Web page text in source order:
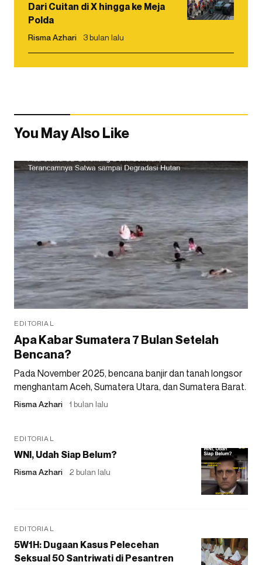
Dari Cuitan di X hingga ke Meja
Polda
Risma Azhari 3 bulan lalu
You May Also Like
EDITORIAL
Apa Kabar Sumatera 7 Bulan Setelah
Bencana?
Pada November 2025, bencana banjir dan tanah longsor
menghantam Aceh, Sumatera Utara, dan Sumatera Barat.
Risma Azhari 1 bulan lalu
EDITORIAL
WNI, Udah Siap Belum?
Risma Azhari 2 bulan lalu
EDITORIAL
5W1H: Dugaan Kasus Pelecehan
Seksual 50 Santriwati di Pesantren